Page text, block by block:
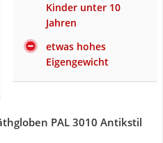
Kinder unter 10
Jahren
etwas hohes
Eigengewicht
PAL 3010 Antikstil